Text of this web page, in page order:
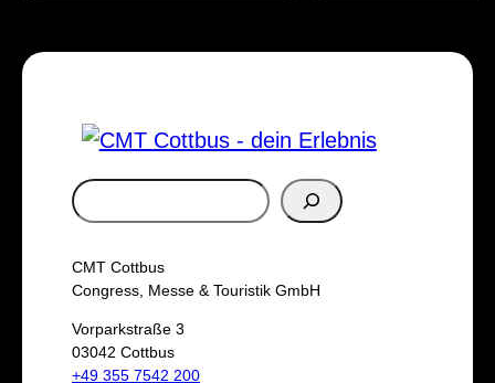
S
u
c
h
e
n
CMT Cottbus
Congress, Messe & Touristik GmbH
Vorparkstraße 3
03042 Cottbus
+49 355 7542 200